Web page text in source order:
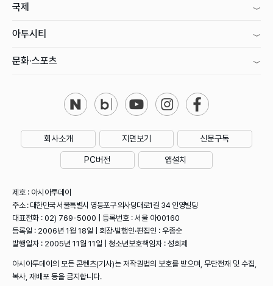
국제
아투시티
문화·스포츠
회사소개 지면보기 신문구독
PC버전 앱설치
제호 : 아시아투데이
주소 : 대한민국 서울특별시 영등포구 의사당대로1길 34 인영빌딩
대표전화 : 02) 769-5000 | 등록번호 : 서울 아00160
등록일 : 2006년 1월 18일 | 회장·발행인·편집인 : 우종순
발행일자 : 2005년 11월 11일 | 청소년보호책임자 : 성희제
아시아투데이의 모든 콘텐츠(기사)는 저작권법의 보호를 받으며, 무단전재 및 수집,
복사, 재배포 등을 금지합니다.